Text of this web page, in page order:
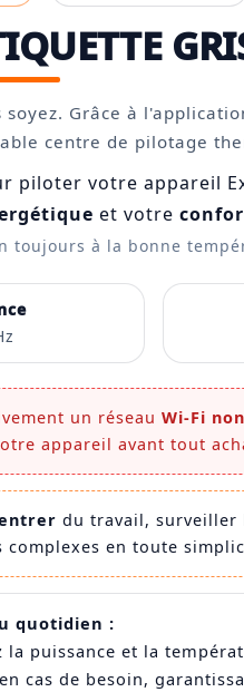
Grâce à
centre de pilotage
piloter votre appareil
et votre
toujours à la bonne
un réseau Wi-Fi
appareil avant tout
du travail, surveiller
en toute
quotidien :
puissance et la
cas de besoin,